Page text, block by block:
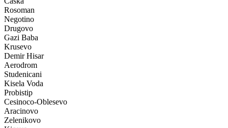
Rosoman
Negotino
Drugovo
Gazi Baba
Krusevo
Demir Hisar
Aerodrom
Studenicani
Kisela Voda
Probistip
Cesinoco-Oblesevo
Aracinovo
Zelenikovo